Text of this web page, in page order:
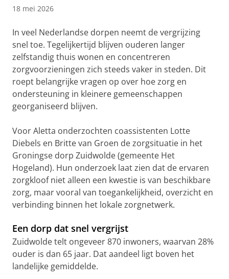
18 mei 2026
In veel Nederlandse dorpen neemt de vergrijzing
snel toe. Tegelijkertijd blijven ouderen langer
zelfstandig thuis wonen en concentreren
zorgvoorzieningen zich steeds vaker in steden. Dit
roept belangrijke vragen op over hoe zorg en
ondersteuning in kleinere gemeenschappen
georganiseerd blijven.
Voor Aletta onderzochten coassistenten Lotte
Diebels en Britte van Groen de zorgsituatie in het
Groningse dorp Zuidwolde (gemeente Het
Hogeland). Hun onderzoek laat zien dat de ervaren
zorgkloof niet alleen een kwestie is van beschikbare
zorg, maar vooral van toegankelijkheid, overzicht en
verbinding binnen het lokale zorgnetwerk.
Een dorp dat snel vergrijst
Zuidwolde telt ongeveer 870 inwoners, waarvan 28%
ouder is dan 65 jaar. Dat aandeel ligt boven het
landelijke gemiddelde.